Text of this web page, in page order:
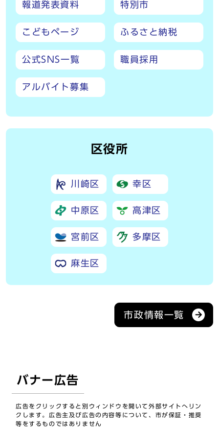
報道発表資料 特別市
こどもページ ふるさと納税
公式SNS一覧 職員採用
アルバイト募集
区役所
川崎区 幸区
中原区 高津区
宮前区 多摩区
麻生区
市政情報一覧
バナー広告
広告をクリックすると別ウィンドウを開いて外部サイトへリン
クします。広告主及び広告の内容等について、市が保証・推奨
等をするものではありません